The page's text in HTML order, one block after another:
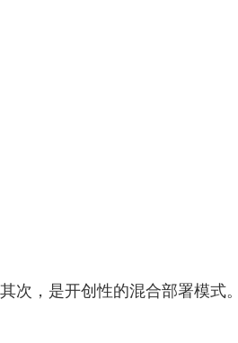
其次，是开创性的混合部署模式。